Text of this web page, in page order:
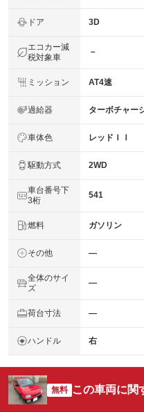
ドア 3D
エコカー減
税対象車
－
ミッション AT4速
過給器 ターボチャー
車体色 レッドＩＩ
駆動方式 2WD
車台番号下
3桁
541
燃料 ガソリン
その他 ―
全体のサイ
ズ
―
荷台寸法 ―
ハンドル 右
無料 この車両に関